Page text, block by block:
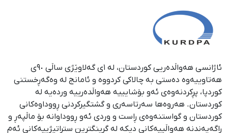
ئاژانسی هەواڵدەریی کوردستان، لە ١ی گەلاوێژی ساڵی ٩٠ی
هەتاوییەوە دەستی بە چالاکی کردووە و ئامانج لە وەگەڕخستنی
كوردپا، پڕكردنەوەی ئەو بۆشایییە هەواڵدەرییە وردەیە لە
كوردستان. هەروەها سەرتاسەری و گشتگیركردنی ڕووداوەكانی
كوردستان و گواستنەوەی ڕاست و وردی ئەو ڕووداوانە بۆ ماڵپەڕ و
ڕاگەیەندنە هەواڵییەكانی دیكە لە گرینگترین ستراتیژییەكانی ئەم